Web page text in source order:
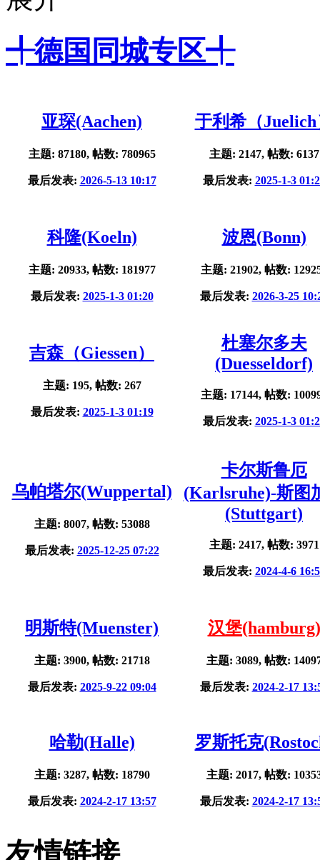
╃德国同城专区╃
亚琛(Aachen)
主题: 87180, 帖数: 780965
最后发表: 2026-5-13 10:17
于利希（Juelich
主题: 2147, 帖数: 6137
最后发表: 2025-1-3
科隆(Koeln)
主题: 20933, 帖数: 181977
最后发表: 2025-1-3 01:20
波恩(Bonn)
主题: 21902, 帖数:
最后发表: 2026-3-25
吉森（Giessen）
主题: 195, 帖数: 267
最后发表: 2025-1-3 01:19
杜塞尔多夫
(Duesseldorf)
主题: 17144, 帖数:
最后发表: 2025-1-3
乌帕塔尔(Wuppertal)
主题: 8007, 帖数: 53088
最后发表: 2025-12-25 07:22
卡尔斯鲁厄
(Karlsruhe)-斯图
(Stuttgart)
主题: 2417, 帖数: 3971
最后发表: 2024-4-6
明斯特(Muenster)
主题: 3900, 帖数: 21718
最后发表: 2025-9-22 09:04
汉堡(hamburg)
主题: 3089, 帖数:
最后发表: 2024-2-17
哈勒(Halle)
主题: 3287, 帖数: 18790
最后发表: 2024-2-17 13:57
罗斯托克
主题: 2017, 帖数:
最后发表: 2024-2-17
友情链接